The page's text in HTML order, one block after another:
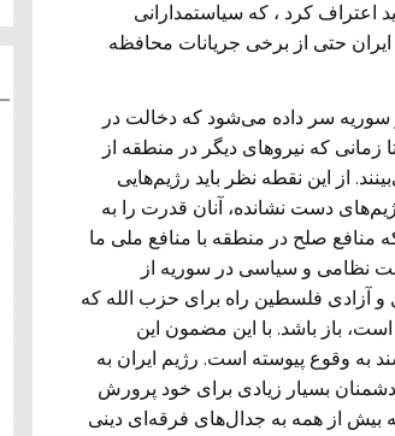
اعتراف کرد ، که سیاستمدارانی
حتی از برخی‌ جریانات محافظه
سوریه سر داده می‌شود که دخالت در
زمانی‌‌ که نیروهای دیگر در منطقه از
از این نقطه نظر باید رژیم‌هایی‌
دست نشانده، آنان قدرت را به
که منافع صلح در منطقه با منافع ملی ما
نظامی و سیاسی در سوریه از
و آزادی فلسطین راه برای حزب الله که
باز باشد. با این مضمون این
به وقوع پیوسته است. رژیم ایران به
بسیار زیادی برای خود پرورش
بیش از همه به جدال‌های فرقه‌ای دینی